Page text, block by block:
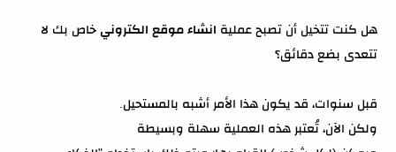
هل كنت تتخيل أن تصبح عملية انشاء موقع الكتروني خاص بك لا
تتعدى بضع دقائق؟
قبل سنوات، قد يكون هذا الأمر أشبه بالمستحيل.
ولكن الآن، تُعتبر هذه العملية سهلة وبسيطة